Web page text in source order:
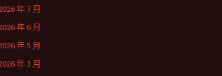
年 7 月
年 6 月
年 5 月
年 3 月